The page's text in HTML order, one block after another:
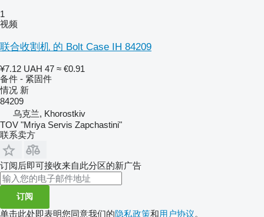
1
视频
联合收割机 的 Bolt Case IH 84209
¥7.12 UAH 47 ≈ €0.91
备件 - 紧固件
情况 新
84209
乌克兰, Khorostkiv
TOV "Mriya Servis Zapchastini"
联系卖方
订阅后即可接收来自此分区的新广告
订阅
单击此处即表明您同意我们的隐私政策和用户协议。